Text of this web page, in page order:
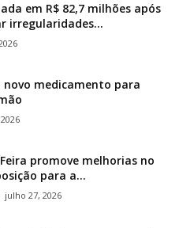
em R$ 82,7 milhões após
irregularidades...
novo medicamento para
promove melhorias no
para a...
julho 27, 2026